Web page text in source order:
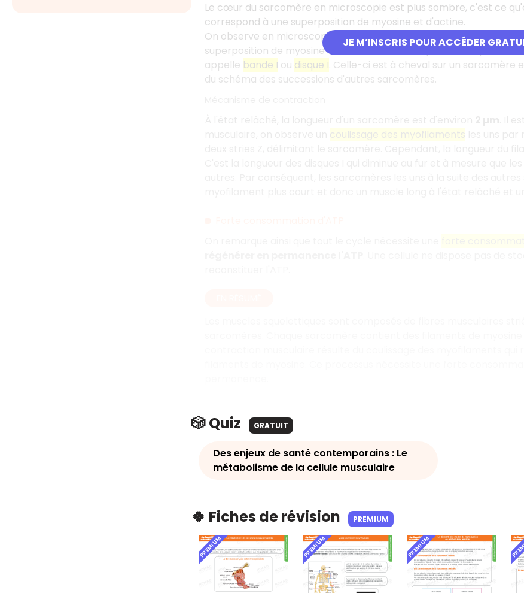
JE M’INSCRIS POUR ACCÉDER
Le cœur du sarcomère en microscopie est plus sombre, c'est ce
correspond à une superposition de myosine et d'actine.
On observe en microscopie des zones plus claires vers les
superposition de myosine et d'actine mais composées
appelle bande I ou disque I. Celle-ci est à cheval sur un sarcomère
du schéma des successions d'autres sarcomères.
coulissage des myofilaments
🎲 Quiz GRATUIT
Des enjeux de santé contemporains : Le
métabolisme de la cellule musculaire
🍀 Fiches de révision PREMIUM
PREMIUM PREMIUM PREMIUM